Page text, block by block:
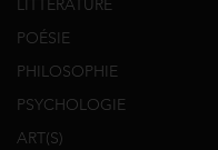
LITTÉRATURE
POÉSIE
PHILOSOPHIE
PSYCHOLOGIE
ART(S)